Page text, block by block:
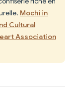
Mochi in
Cultural
Association